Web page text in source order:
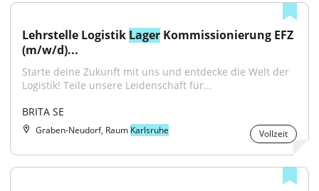
Lehrstelle Logistik Lager Kommissionierung EFZ
(m/w/d)...
Starte deine Zukunft mit uns und entdecke die Welt der
Logistik! Teile unsere Leidenschaft für...
BRITA SE
Graben-Neudorf, Raum Karlsruhe Vollzeit